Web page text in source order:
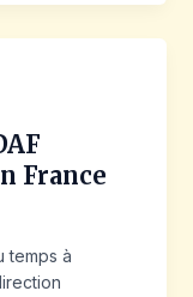
France
temps à